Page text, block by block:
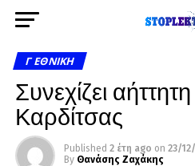
Γ ΕΘΝΙΚΉ
Συνεχίζει
Καρδίτσας
Published 2 έτη ago on 23/
By Θανάσης Ζαχάκης